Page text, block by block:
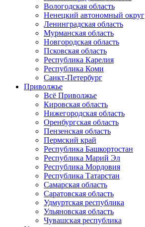
Вологодская область
Ненецкий автономный округ
Ленинградская область
Мурманская область
Новгородская область
Псковская область
Республика Карелия
Республика Коми
Санкт-Петербург
Приволжье
Всё Приволжье
Кировская область
Нижегородская область
Оренбургская область
Пензенская область
Пермский край
Республика Башкортостан
Республика Марий Эл
Республика Мордовия
Республика Татарстан
Самарская область
Саратовская область
Удмуртская республика
Ульяновская область
Чувашская республика